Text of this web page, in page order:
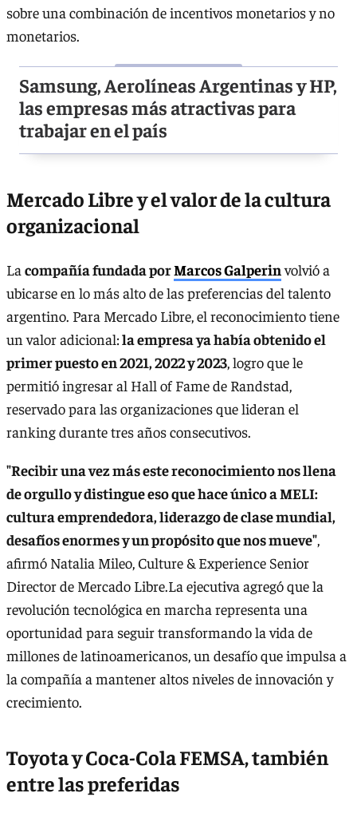
sobre una combinación de incentivos monetarios y no
monetarios.
Samsung, Aerolíneas Argentinas y HP,
las empresas más atractivas para
trabajar en el país
Mercado Libre y el valor de la cultura
organizacional
La compañía fundada porMarcos Galperinvolvió a
ubicarse en lo más alto de las preferencias del talento
argentino. Para Mercado Libre, el reconocimiento tiene
un valor adicional:la empresa ya había obtenido el
primer puesto en 2021, 2022 y 2023, logro que le
permitió ingresar al Hall of Fame de Randstad,
reservado para las organizaciones que lideran el
ranking durante tres años consecutivos.
"Recibir una vez más este reconocimiento nos llena
de orgullo y distingue eso que hace único a MELI:
cultura emprendedora, liderazgo de clase mundial,
desafíos enormes y un propósito que nos mueve",
afirmó Natalia Mileo, Culture & Experience Senior
Director de Mercado Libre.La ejecutiva agregó que la
revolución tecnológica en marcha representa una
oportunidad para seguir transformando la vida de
millones de latinoamericanos, un desafío que impulsa a
la compañía a mantener altos niveles de innovación y
crecimiento.
Toyota y Coca-Cola FEMSA, también
entre las preferidas